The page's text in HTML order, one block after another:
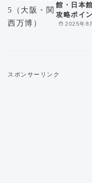
2025年8
館・日本
攻略ポイ
スポンサーリンク